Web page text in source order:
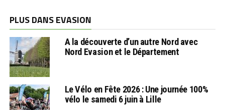
PLUS DANS EVASION
A la découverte d’un autre Nord avec
Nord Evasion et le Département
Le Vélo en Fête 2026 : Une journée 100%
vélo le samedi 6 juin à Lille